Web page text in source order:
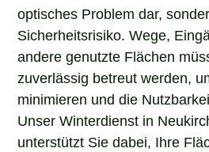
optisches Problem dar,
Sicherheitsrisiko. Wege,
andere genutzte Flächen
zuverlässig betreut werden,
minimieren und die
Unser Winterdienst in
unterstützt Sie dabei, Ihre